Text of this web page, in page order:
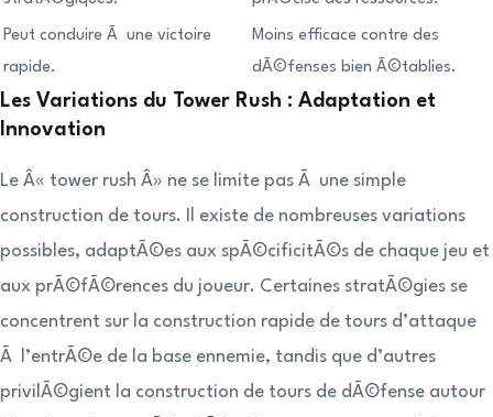
Peut conduire Ã une victoire
rapide.
Moins efficace contre des
dÃ©fenses bien Ã©tablies.
Les Variations du Tower Rush : Adaptation et
Innovation
Le Â« tower rush Â» ne se limite pas Ã une simple
construction de tours. Il existe de nombreuses variations
possibles, adaptÃ©es aux spÃ©cificitÃ©s de chaque jeu et
aux prÃ©fÃ©rences du joueur. Certaines stratÃ©gies se
concentrent sur la construction rapide de tours d’attaque
Ã l’entrÃ©e de la base ennemie, tandis que d’autres
privilÃ©gient la construction de tours de dÃ©fense autour